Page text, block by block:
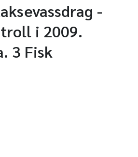
-
i 2009.
3 Fisk